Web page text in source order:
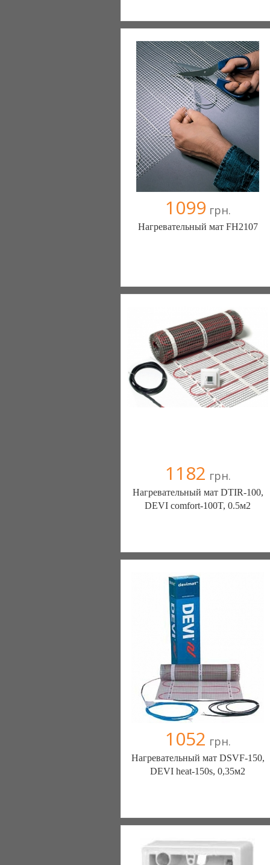
Компания верифицирована
+38067 0000000
1099 грн.
Нагревательный мат FH2107
Компания верифицирована
+38067 0000000
1182 грн.
Нагревательный мат DTIR-100,
DEVI comfort-100T, 0.5м2
Компания верифицирована
+38067 0000000
1052 грн.
Нагревательный мат DSVF-150,
DEVI heat-150s, 0,35м2
Компания верифицирована
+38067 0000000